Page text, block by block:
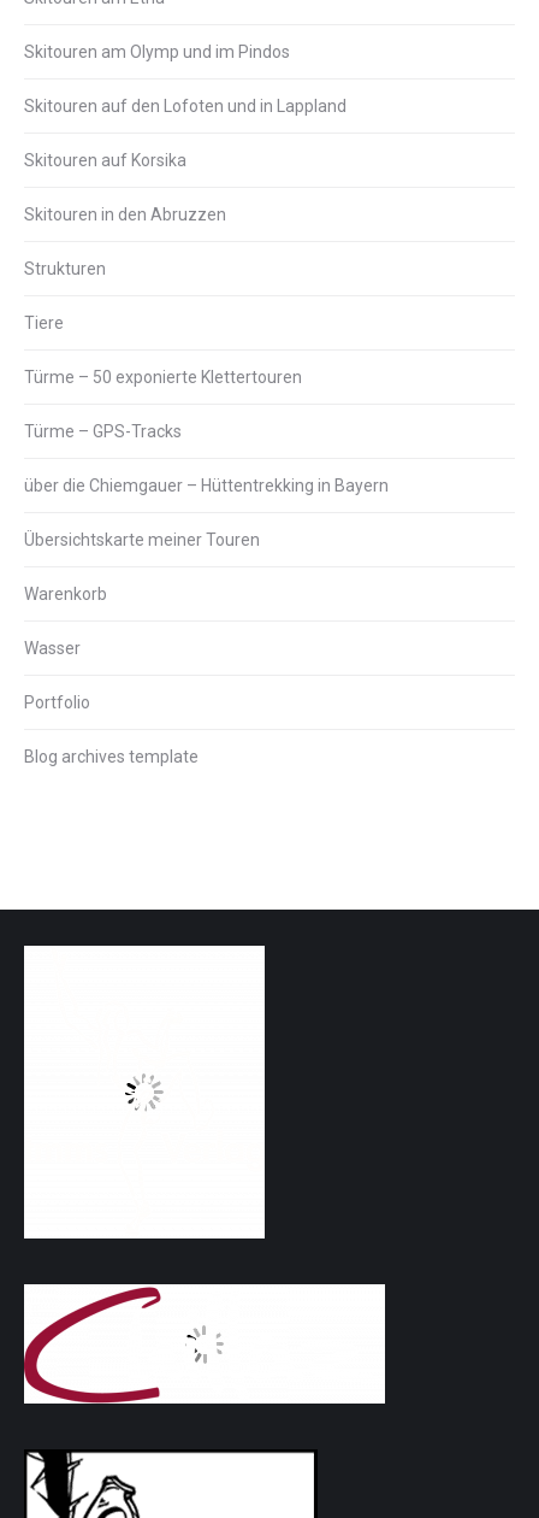
Skitouren am Olymp und im Pindos
Skitouren auf den Lofoten und in Lappland
Skitouren auf Korsika
Skitouren in den Abruzzen
Strukturen
Tiere
Türme – 50 exponierte Klettertouren
Türme – GPS-Tracks
über die Chiemgauer – Hüttentrekking in Bayern
Übersichtskarte meiner Touren
Warenkorb
Wasser
Portfolio
Blog archives template